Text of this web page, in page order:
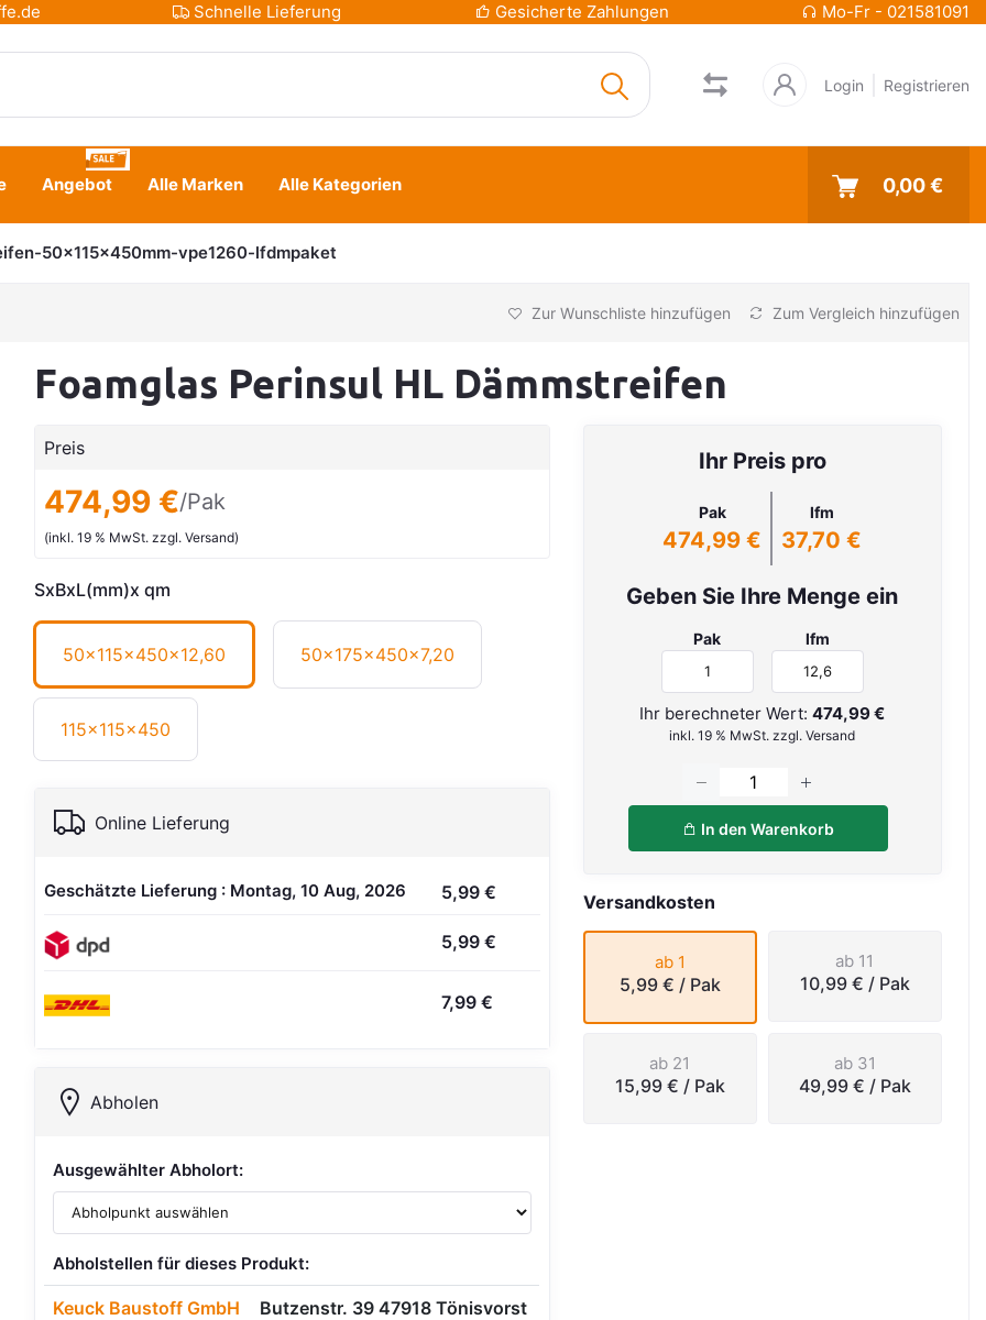
Schnelle Lieferung Gesicherte Zahlungen Mo-Fr - 021581091
Login Registrieren
Angebot Alle Marken Alle Kategorien 0,00 €
50x115x450mm-vpe1260-lfdmpaket
Zur Wunschliste hinzufügen Zum Vergleich hinzufügen
Foamglas Perinsul HL Dämmstreifen
Preis
474,99 €/Pak
(inkl. 19 % MwSt. zzgl. Versand)
SxBxL(mm)x qm
50x115x450x12,60 50x175x450x7,20
115x115x450
Online Lieferung
Geschätzte Lieferung : Montag, 10 Aug, 2026 5,99 €
5,99 €
7,99 €
Abholen
Ausgewählter Abholort:
Abholstellen für dieses Produkt:
Keuck Baustoff GmbH
Butzenstr. 39 47918 Tönisvorst
Ihr Preis pro
Pak
474,99 €
lfm
37,70 €
Geben Sie Ihre Menge ein
Pak lfm
Ihr berechneter Wert:474,99 €
inkl. 19 % MwSt. zzgl. Versand
In den Warenkorb
Versandkosten
ab 1
5,99 € / Pak
ab 11
10,99 € / Pak
ab 21
15,99 € / Pak
ab 31
49,99 € / Pak